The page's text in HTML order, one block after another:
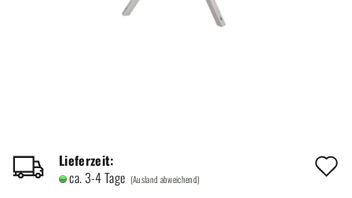
Lieferzeit:
ca. 3-4 Tage (Ausland abweichend)